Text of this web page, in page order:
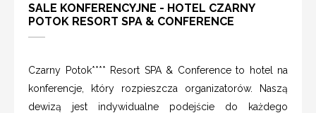
SALE KONFERENCYJNE - HOTEL CZARNY
POTOK RESORT SPA & CONFERENCE
Czarny Potok**** Resort SPA & Conference to hotel na
konferencje, który rozpieszcza organizatorów. Naszą
dewizą jest indywidualne podejście do każdego